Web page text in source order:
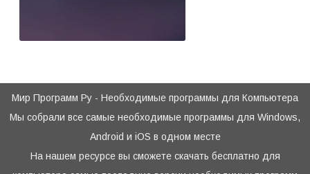
Мир Программ Ру - Необходимые программы для Компьютера
Мы собрали все самые необходимые программы для Windows,
Android и iOS в одном месте
На нашем ресурсе вы сможете скачать бесплатно для